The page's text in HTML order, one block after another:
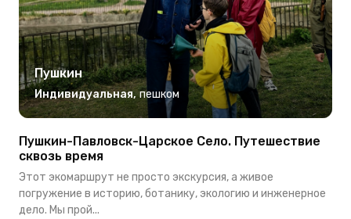
Пушкин
Индивидуальная, пешком
Пушкин-Павловск-Царское Село. Путешествие
сквозь время
Этот экомаршрут не просто экскурсия, а живое
погружение в историю, ботанику, экологию и инженерное
дело. Мы прой...